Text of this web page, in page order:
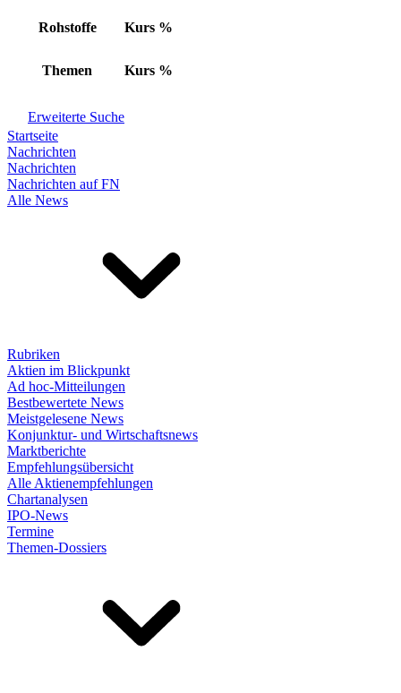
Rohstoffe Kurs %
Themen Kurs %
Erweiterte Suche
Startseite
Nachrichten
Nachrichten
Nachrichten auf FN
Alle News
Rubriken
Aktien im Blickpunkt
Ad hoc-Mitteilungen
Bestbewertete News
Meistgelesene News
Konjunktur- und Wirtschaftsnews
Marktberichte
Empfehlungsübersicht
Alle Aktienempfehlungen
Chartanalysen
IPO-News
Termine
Themen-Dossiers